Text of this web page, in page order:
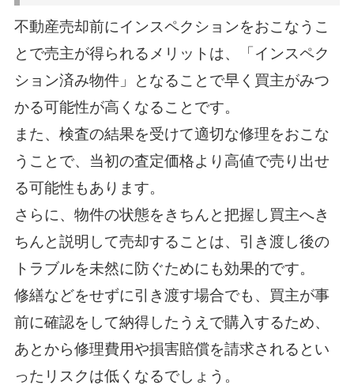
不動産売却前にインスペクションをおこなうこ
とで売主が得られるメリットは、「インスペク
ション済み物件」となることで早く買主がみつ
かる可能性が高くなることです。
また、検査の結果を受けて適切な修理をおこな
うことで、当初の査定価格より高値で売り出せ
る可能性もあります。
さらに、物件の状態をきちんと把握し買主へき
ちんと説明して売却することは、引き渡し後の
トラブルを未然に防ぐためにも効果的です。
修繕などをせずに引き渡す場合でも、買主が事
前に確認をして納得したうえで購入するため、
あとから修理費用や損害賠償を請求されるとい
ったリスクは低くなるでしょう。